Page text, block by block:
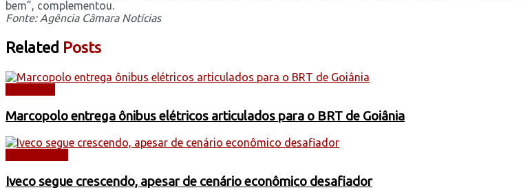
bem”, complementou.
Fonte: Agência Câmara Notícias
Related Posts
Marcopolo entrega ônibus elétricos articulados para o BRT de Goiânia
Iveco segue crescendo, apesar de cenário econômico desafiador